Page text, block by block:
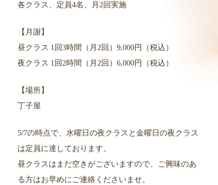
各クラス、定員4名、月2回実施
【月謝】
昼クラス 1回3時間（月2回）9,000円（税込）
夜クラス 1回2時間（月2回）6,000円（税込）
【場所】
丁子屋
5/7の時点で、水曜日の夜クラスと金曜日の夜クラス
は定員に達しております。
昼クラスはまだ空きがございますので、ご興味のあ
る方はお早めにご連絡くださいませ。